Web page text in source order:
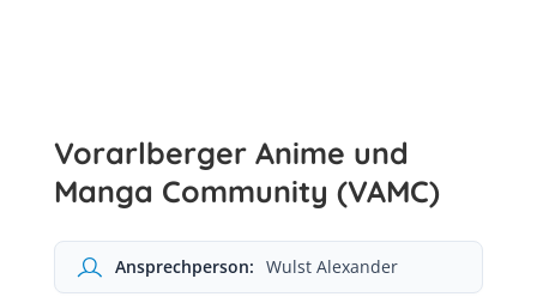
Vorarlberger Anime und
Manga Community (VAMC)
Ansprechperson: Wulst Alexander